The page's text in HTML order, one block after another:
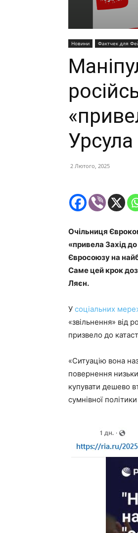
Новини Фактчек для
2 Лютого, 2025
Очільниця
«привела Захід
Євросоюзу на
Саме цей крок
Ляєн.
У соціальних
«звільнення» від
призвело до
«Ситуацію вона
повернення
купувати дешево
сумнівної